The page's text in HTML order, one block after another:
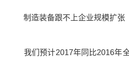
制造装备跟不上企业规模扩张
我们预计2017年同比2016年